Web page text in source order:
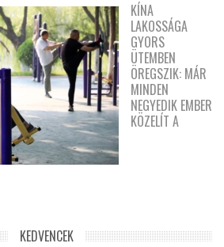
KÍNA
LAKOSSÁGA
GYORS
ÜTEMBEN
ÖREGSZIK: MÁR
MINDEN
NEGYEDIK EMBER
KÖZELÍT A
KEDVENCEK